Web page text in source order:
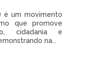
é um movimento
que promove
cidadania e
na...